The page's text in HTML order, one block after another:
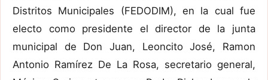
Distritos Municipales (FEDODIM), en la cual fue
electo como presidente el director de la junta
municipal de Don Juan, Leoncito José, Ramon
Antonio Ramírez De La Rosa, secretario general,